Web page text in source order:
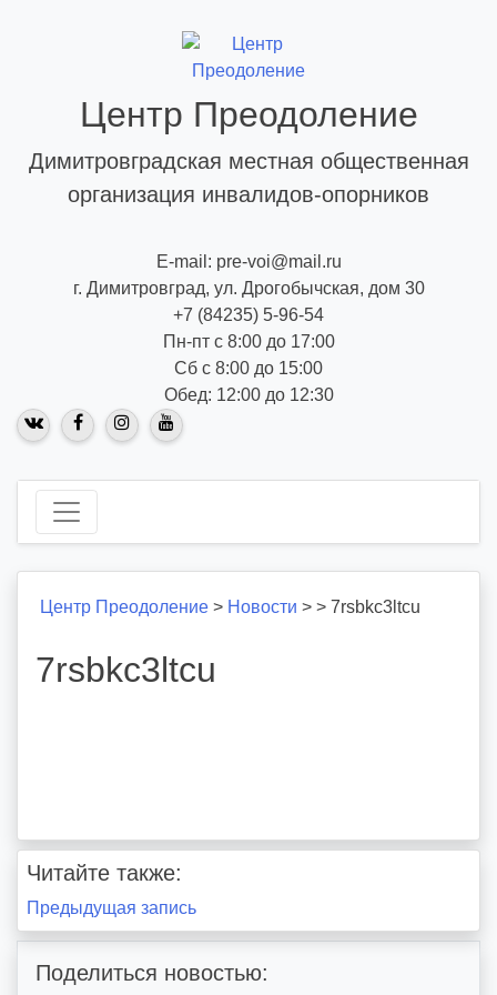
Центр Преодоление
Димитровградская местная общественная
организация инвалидов-опорников
E-mail: pre-voi@mail.ru
г. Димитровград, ул. Дрогобычская, дом 30
+7 (84235) 5-96-54
Пн-пт с 8:00 до 17:00
Сб с 8:00 до 15:00
Обед: 12:00 до 12:30
Центр Преодоление > Новости > > 7rsbkc3ltcu
7rsbkc3ltcu
Читайте также:
Навигация
по
Предыдущая запись
Поделиться новостью: